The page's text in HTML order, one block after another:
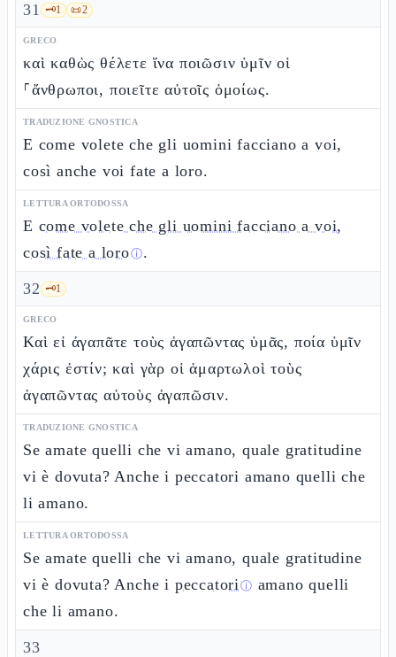
31 🗝️1 📜2
GRECO
καὶ καθὼς θέλετε ἵνα ποιῶσιν ὑμῖν οἱ
⸀ἄνθρωποι, ποιεῖτε αὐτοῖς ὁμοίως.
TRADUZIONE GNOSTICA
E come volete che gli uomini facciano a voi,
così anche voi fate a loro.
LETTURA ORTODOSSA
E come volete che gli uomini facciano a voi,
così fate a loroⓘ.
32 🗝️1
GRECO
Καὶ εἰ ἀγαπᾶτε τοὺς ἀγαπῶντας ὑμᾶς, ποία ὑμῖν
χάρις ἐστίν; καὶ γὰρ οἱ ἁμαρτωλοὶ τοὺς
ἀγαπῶντας αὐτοὺς ἀγαπῶσιν.
TRADUZIONE GNOSTICA
Se amate quelli che vi amano, quale gratitudine
vi è dovuta? Anche i peccatori amano quelli che
li amano.
LETTURA ORTODOSSA
Se amate quelli che vi amano, quale gratitudine
vi è dovuta? Anche i peccatoriⓘ amano quelli
che li amano.
33